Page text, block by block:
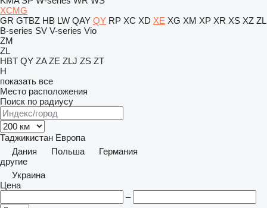
XCMG
GR GTBZ HB LW QAY QY RP XC XD XE XG XM XP XR XS XZ ZL
B-series SV V-series Vio
ZM
ZL
HBT QY ZA ZE ZLJ ZS ZT
H
показать все
Место расположения
Поиск по радиусу
Таджикистан Европа
Дания
Польша
Германия
другие
Украина
Цена
–